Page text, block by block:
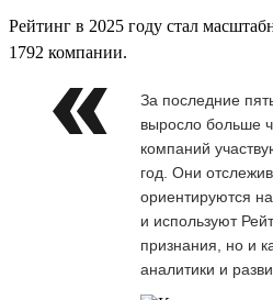
Рейтинг в 2025 году стал
1792 компании.
За последние
выросло больше
компаний
год. Они
ориентируются
и используют
признания, но и
аналитики и